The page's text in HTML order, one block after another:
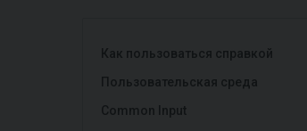
Как пользоваться справкой
Пользовательская среда
Common Input